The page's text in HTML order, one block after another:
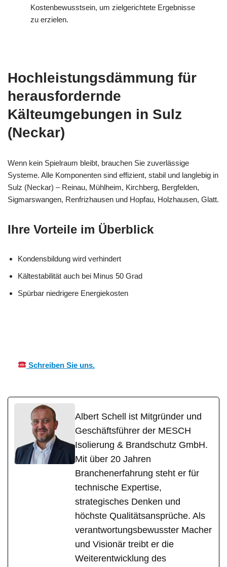
Kostenbewusstsein, um zielgerichtete Ergebnisse
zu erzielen.
Hochleistungsdämmung für
herausfordernde
Kälteumgebungen in Sulz
(Neckar)
Wenn kein Spielraum bleibt, brauchen Sie zuverlässige
Systeme. Alle Komponenten sind effizient, stabil und langlebig in
Sulz (Neckar) – Reinau, Mühlheim, Kirchberg, Bergfelden,
Sigmarswangen, Renfrizhausen und Hopfau, Holzhausen, Glatt.
Ihre Vorteile im Überblick
Kondensbildung wird verhindert
Kältestabilität auch bei Minus 50 Grad
Spürbar niedrigere Energiekosten
Schreiben Sie uns.
Albert Schell ist Mitgründer und
Geschäftsführer der MESCH
Isolierung & Brandschutz GmbH.
Mit über 20 Jahren
Branchenerfahrung steht er für
technische Expertise,
strategisches Denken und
höchste Qualitätsansprüche. Als
verantwortungsbewusster Macher
und Visionär treibt er die
Weiterentwicklung des